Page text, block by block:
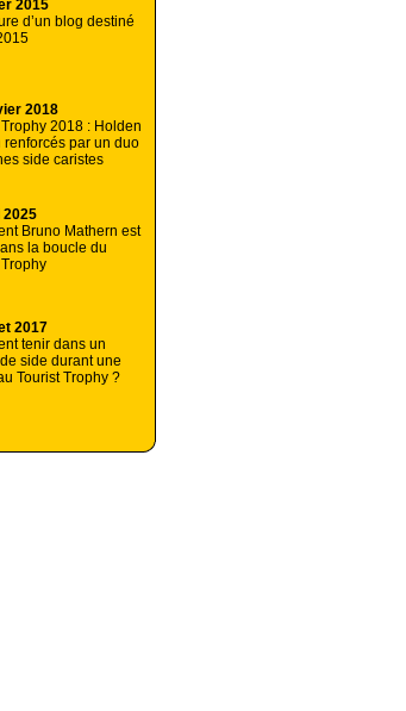
2015
d’un blog destiné
2018
2018 : Holden
renforcés par un duo
side caristes
2025
Bruno Mathern est
la boucle du
2017
tenir dans un
side durant une
Tourist Trophy ?